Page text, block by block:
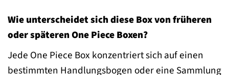
Wie unterscheidet sich diese Box von früheren
oder späteren One Piece Boxen?
Jede One Piece Box konzentriert sich auf einen
bestimmten Handlungsbogen oder eine Sammlung